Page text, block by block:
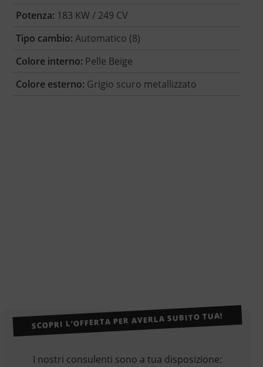
Potenza: 183 KW / 249 CV
Tipo cambio: Automatico (8)
Colore interno: Pelle Beige
Colore esterno: Grigio scuro metallizzato
SCOPRI L’OFFERTA PER AVERLA SUBITO TUA!
I nostri consulenti sono a tua disposizione: